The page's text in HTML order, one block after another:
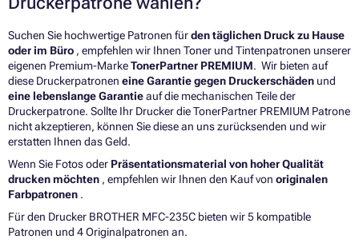
Suchen Sie hochwertige Patronen fürden täglichen Druck zu Hause
oder im Büro , empfehlen wir Ihnen Toner und Tintenpatronen unserer
eigenen Premium-MarkeTonerPartner PREMIUM. Wir bieten auf
diese Druckerpatronen eine Garantie gegen Druckerschäden und
eine lebenslange Garantieauf die mechanischen Teile der
Druckerpatrone. Sollte Ihr Drucker die TonerPartner PREMIUM Patrone
nicht akzeptieren, können Sie diese an uns zurücksenden und wir
erstatten Ihnen das Geld.
Wenn Sie Fotos oder Präsentationsmaterial von hoher Qualität
drucken möchten , empfehlen wir Ihnen den Kauf von originalen
Farbpatronen .
Für den Drucker BROTHER MFC-235C bieten wir 5 kompatible
Patronen und 4 Originalpatronen an.